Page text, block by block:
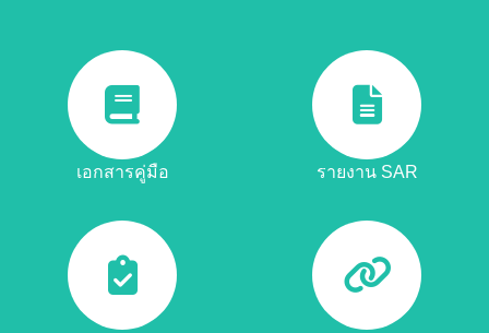
เอกสารคู่มือ รายงาน SAR